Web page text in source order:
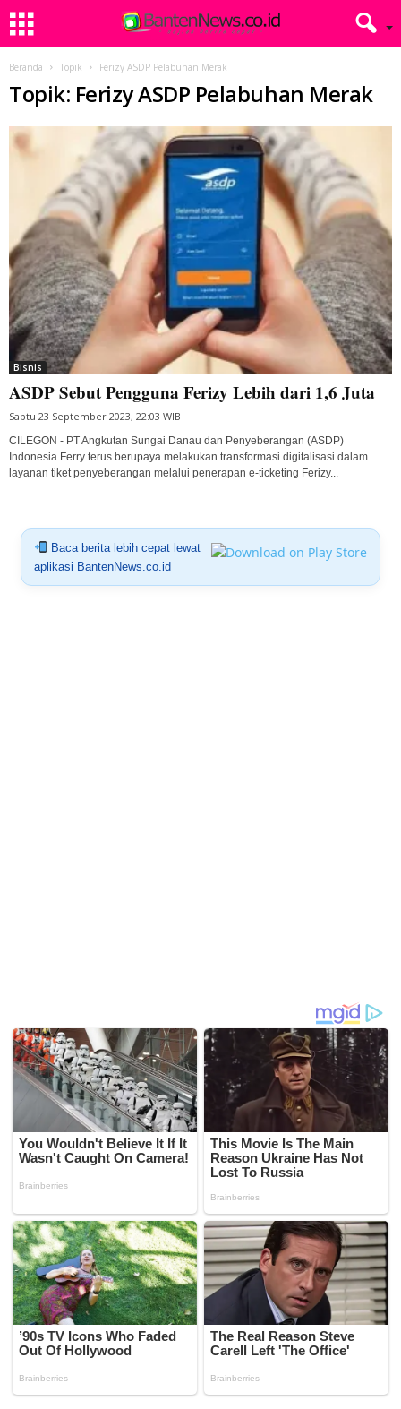
Beranda Topik Ferizy ASDP Pelabuhan Merak
Topik: Ferizy ASDP Pelabuhan Merak
Bisnis
ASDP Sebut Pengguna Ferizy Lebih dari 1,6 Juta
Sabtu 23 September 2023, 22:03 WIB
CILEGON - PT Angkutan Sungai Danau dan Penyeberangan (ASDP)
Indonesia Ferry terus berupaya melakukan transformasi digitalisasi dalam
layanan tiket penyeberangan melalui penerapan e-ticketing Ferizy...
Baca berita lebih cepat lewat
aplikasi BantenNews.co.id